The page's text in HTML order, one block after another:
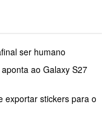
ser humano
ao Galaxy S27
exportar stickers para o